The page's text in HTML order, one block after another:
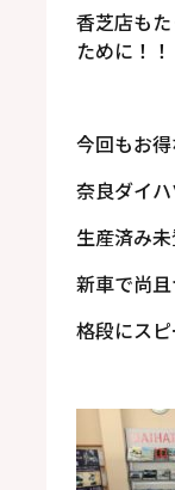
香芝店も
ために！！
今回もお
奈良ダイ
生産済み
新車で尚
格段にス